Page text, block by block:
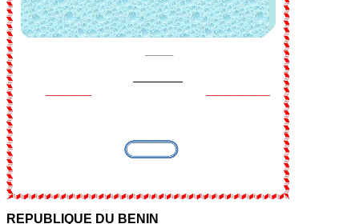
REPUBLIQUE DU BENIN